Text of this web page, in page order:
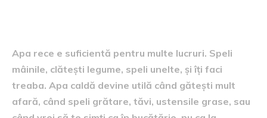
Apa rece e suficientă pentru multe lucruri. Speli
mâinile, clătești legume, speli unelte, și îți faci
treaba. Apa caldă devine utilă când gătești mult
afară, când speli grătare, tăvi, ustensile grase, sau